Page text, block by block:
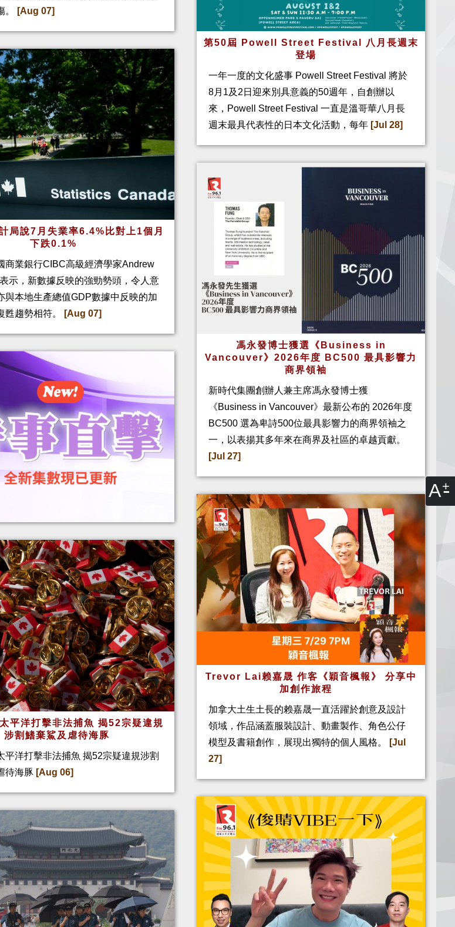
A
。
[Aug 07]
局說7月失業率6.4%比對上1個月
下跌0.1%
商業銀行CIBC高級經濟學家Andrew
示，新數據反映的強勁勢頭，令人意
與本地生產總值GDP數據中反映的加
甦趨勢相符。
[Aug 07]
平洋打擊非法捕魚 揭52宗疑違規
涉割鰭棄鯊及虐待海豚
平洋打擊非法捕魚 揭52宗疑違規涉割
待海豚 [Aug 06]
第50屆 Powell Street Festival 八月長週末
登場
一年一度的文化盛事 Powell Street Festival 將於
8月1及2日迎來別具意義的50週年，自創辦以
來，Powell Street Festival 一直是溫哥華八月長
週末最具代表性的日本文化活動，每年 [Jul 28]
馮永發博士獲選《Business in
Vancouver》2026年度 BC500 最具影響力
商界領袖
新時代集團創辦人兼主席馮永發博士獲
《Business in Vancouver》最新公布的 2026年度
BC500 選為卑詩500位最具影響力的商界領袖之
一，以表揚其多年來在商界及社區的卓越貢獻。
[Jul 27]
Trevor Lai赖嘉晟 作客《穎音楓報》 分享中
加創作旅程
加拿大土生土長的赖嘉晟一直活躍於創意及設計
領域，作品涵蓋服裝設計、動畫製作、角色公仔
模型及書籍創作，展現出獨特的個人風格。
[Jul
27]